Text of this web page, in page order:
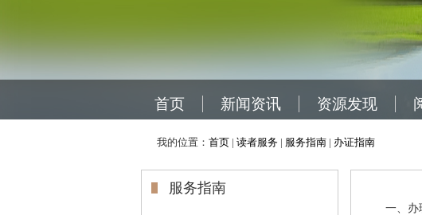
首页 新闻资讯 资源发现
我的位置： 首页 | 读者服务 | 服务指南 | 办证指南
服务指南
一、办